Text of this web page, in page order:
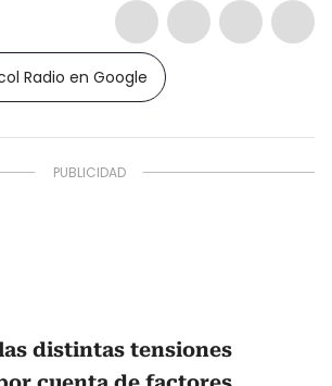
Radio en Google
distintas tensiones